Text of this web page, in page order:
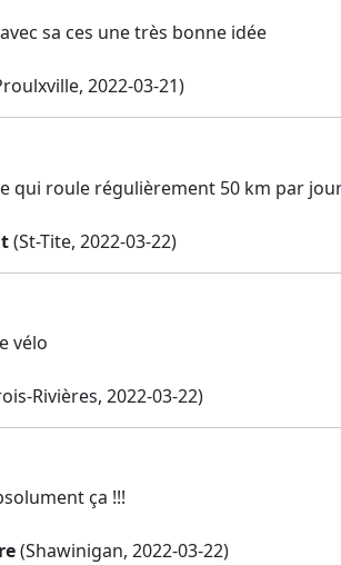
sa ces une très bonne idée
2022-03-21)
qui roule régulièrement 50 km par
(St-Tite, 2022-03-22)
vélo
Rivières, 2022-03-22)
ça !!!
(Shawinigan, 2022-03-22)